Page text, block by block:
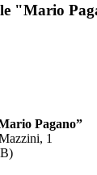
"Mario
Pagano”
1